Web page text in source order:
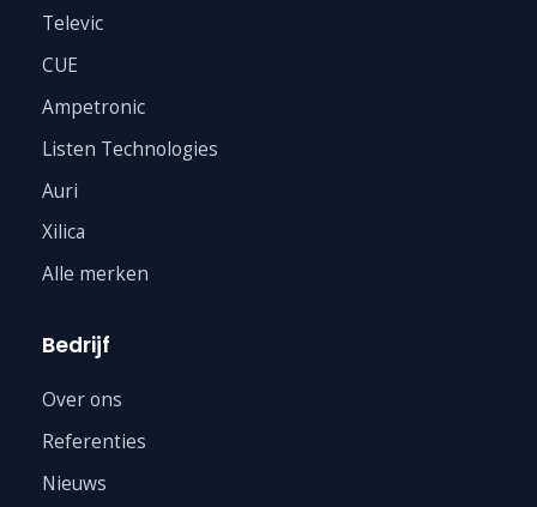
Televic
CUE
Ampetronic
Listen Technologies
Auri
Xilica
Alle merken
Bedrijf
Over ons
Referenties
Nieuws